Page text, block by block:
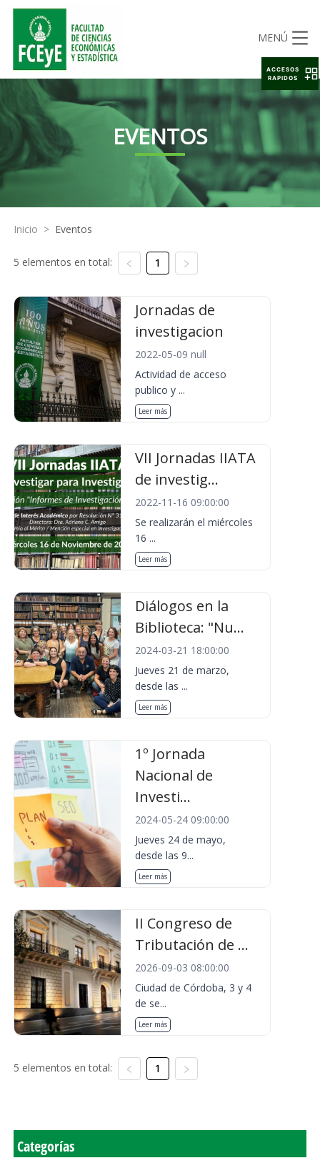
MENÚ
EVENTOS
Inicio > Eventos
5 elementos en total: 1
Jornadas de
investigacion
2022-05-09 null
Actividad de acceso
publico y ...
Leer más
VII Jornadas IIATA
de investig...
2022-11-16 09:00:00
Se realizarán el miércoles
16 ...
Leer más
Diálogos en la
Biblioteca: "Nu...
2024-03-21 18:00:00
Jueves 21 de marzo,
desde las ...
Leer más
1º Jornada
Nacional de
Investi...
2024-05-24 09:00:00
Jueves 24 de mayo,
desde las 9...
Leer más
II Congreso de
Tributación de ...
2026-09-03 08:00:00
Ciudad de Córdoba, 3 y 4
de se...
Leer más
5 elementos en total: 1
Categorías
ACCESOS
RAPIDOS